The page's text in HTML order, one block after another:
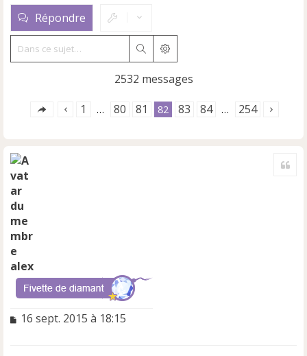
Répondre
RechercherRecherche avancée
2532 messages
1 … 80 81 82 83 84 … 254
alex
M
16 sept. 2015 à 18:15